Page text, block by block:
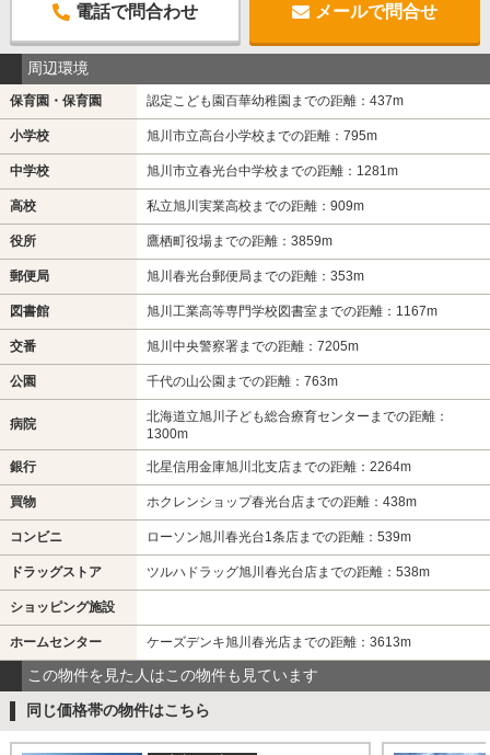
電話で問合わせ メールで問合せ
周辺環境
保育園・保育園 認定こども園百華幼稚園までの距離：437m
小学校 旭川市立高台小学校までの距離：795m
中学校 旭川市立春光台中学校までの距離：1281m
高校 私立旭川実業高校までの距離：909m
役所 鷹栖町役場までの距離：3859m
郵便局 旭川春光台郵便局までの距離：353m
図書館 旭川工業高等専門学校図書室までの距離：1167m
交番 旭川中央警察署までの距離：7205m
公園 千代の山公園までの距離：763m
病院
北海道立旭川子ども総合療育センターまでの距離：
1300m
銀行 北星信用金庫旭川北支店までの距離：2264m
買物 ホクレンショップ春光台店までの距離：438m
コンビニ ローソン旭川春光台1条店までの距離：539m
ドラッグストア ツルハドラッグ旭川春光台店までの距離：538m
ショッピング施設
ホームセンター ケーズデンキ旭川春光店までの距離：3613m
この物件を見た人はこの物件も見ています
同じ価格帯の物件はこちら